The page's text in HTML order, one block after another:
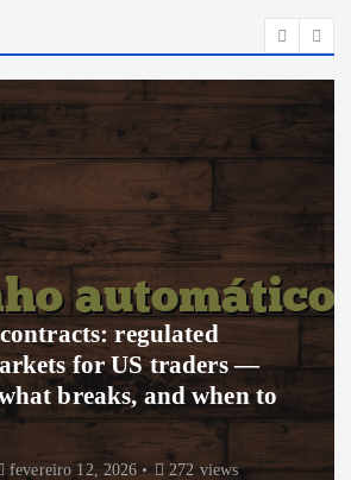
regulated
for US traders —
breaks, and when to
12, 2026 272 views